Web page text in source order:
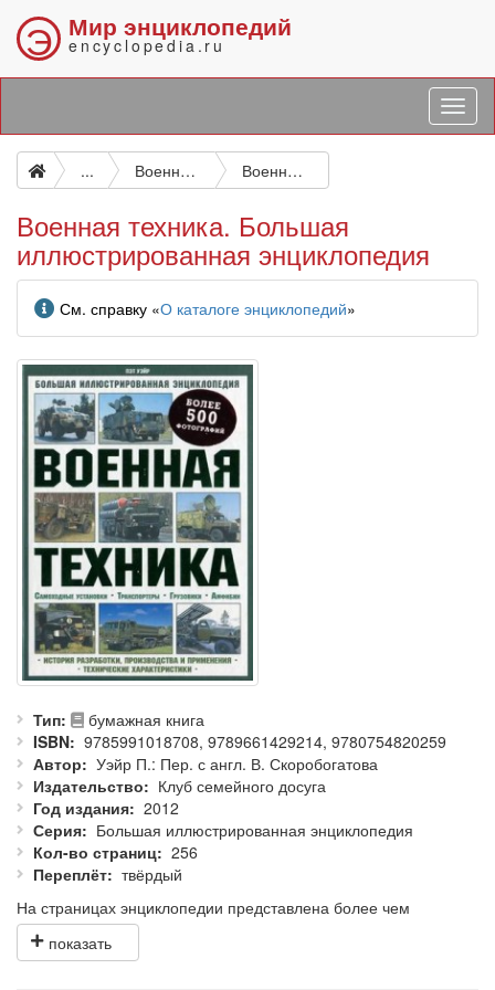
Э Мир энциклопедий
encyclopedia.ru
... Военное искусство. Военные науки. Оборона страны. Вооруженные силы Военная техника. Большая иллюстрированная энциклопедия
Военная техника. Большая
иллюстрированная энциклопедия
Информация
См. справку «О каталоге энциклопедий»
Тип
бумажная книга
ISBN
9785991018708, 9789661429214, 9780754820259
Автор
Уэйр П.: Пер. с англ. В. Скоробогатова
Издательство
Клуб семейного досуга
Год издания
2012
Серия
Большая иллюстрированная энциклопедия
Кол-во страниц
256
Переплёт
твёрдый
На страницах энциклопедии представлена более чем
столетняя история производства военных машин: от
транспортеров, грузовиков, амфибий, самоходных установок и